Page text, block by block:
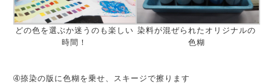
どの色を選ぶか迷うのも楽しい
時間！
染料が混ぜられたオリジナルの
色糊
➃捺染の版に色糊を乗せ、スキージで擦ります